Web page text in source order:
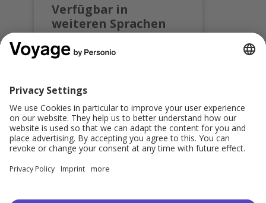
Verfügbar in
weiteren Sprachen
Anmeldung für diesen
Kurs in:
Teilen: